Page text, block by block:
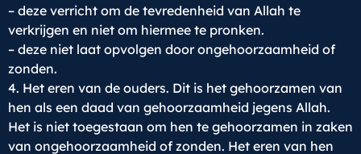
– deze verricht om de tevredenheid van Allah te
verkrijgen en niet om hiermee te pronken.
– deze niet laat opvolgen door ongehoorzaamheid of
zonden.
4. Het eren van de ouders. Dit is het gehoorzamen van
hen als een daad van gehoorzaamheid jegens Allah.
Het is niet toegestaan om hen te gehoorzamen in zaken
van ongehoorzaamheid of zonden. Het eren van hen